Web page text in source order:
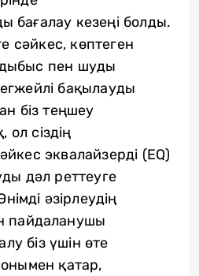
бағалау кезеңі болды.
сәйкес, көптеген
пен шуды
бақылауды
біз теңшеу
ол сіздің
эквалайзерді (EQ)
дәл реттеуге
әзірлеудің
пайдаланушы
біз үшін өте
қатар,